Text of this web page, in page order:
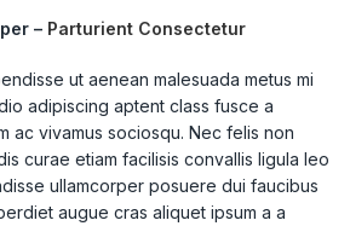
– Parturient Consectetur
ut aenean malesuada metus mi
adipiscing aptent class fusce a
ac vivamus sociosqu. Nec felis non
curae etiam facilisis convallis ligula leo
ullamcorper posuere dui faucibus
augue cras aliquet ipsum a a